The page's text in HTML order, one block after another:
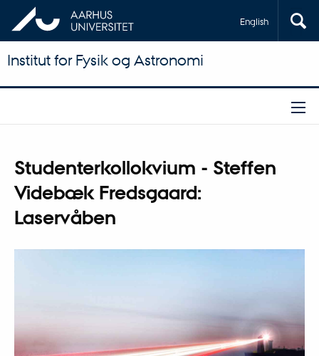
English
Institut for Fysik og Astronomi
Studenterkollokvium - Steffen
Videbæk Fredsgaard:
Laservåben